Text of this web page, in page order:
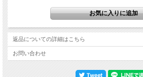
返品についての詳細はこちら
お問い合わせ